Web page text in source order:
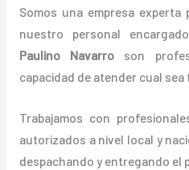
Somos una empresa experta
nuestro personal
Paulino Navarro son
capacidad de atender cual sea
Trabajamos con
autorizados a nivel local y
despachando y entregando el